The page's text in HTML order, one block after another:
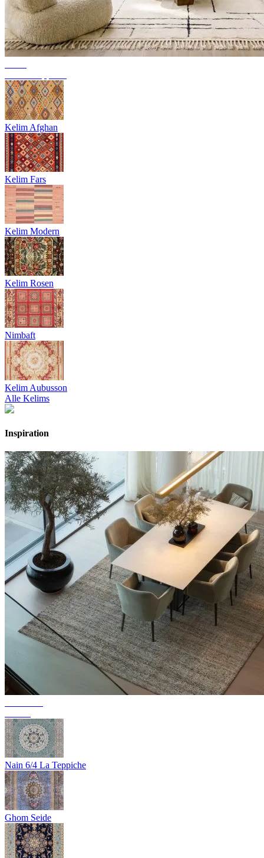
Kelim Afghan
Kelim Fars
Kelim Modern
Kelim Rosen
Nimbaft
Kelim Aubusson
Alle Kelims
Inspiration
Nain 6/4 La Teppiche
Ghom Seide